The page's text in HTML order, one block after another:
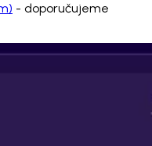
- doporučujeme